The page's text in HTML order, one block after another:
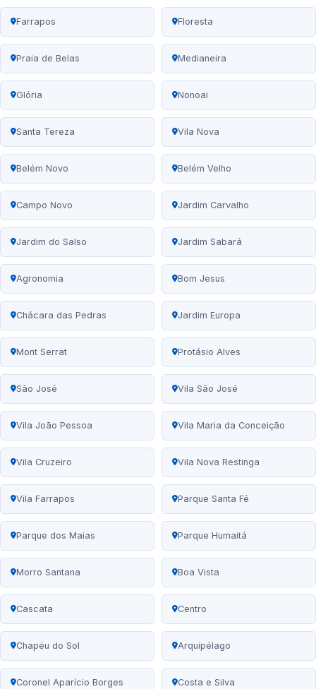
Farrapos Floresta
Praia de Belas Medianeira
Glória Nonoai
Santa Tereza Vila Nova
Belém Novo Belém Velho
Campo Novo Jardim Carvalho
Jardim do Salso Jardim Sabará
Agronomia Bom Jesus
Chácara das Pedras Jardim Europa
Mont Serrat Protásio Alves
São José Vila São José
Vila João Pessoa Vila Maria da Conceição
Vila Cruzeiro Vila Nova Restinga
Vila Farrapos Parque Santa Fé
Parque dos Maias Parque Humaitá
Morro Santana Boa Vista
Cascata Centro
Chapéu do Sol Arquipélago
Coronel Aparício Borges Costa e Silva